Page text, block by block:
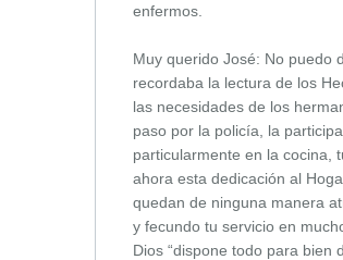
enfermos.
Muy querido José: No puedo
recordaba la lectura de los
las necesidades de los
paso por la policía, la
particularmente en la cocina,
ahora esta dedicación al
quedan de ninguna manera
y fecundo tu servicio en
Dios “dispone todo para bien